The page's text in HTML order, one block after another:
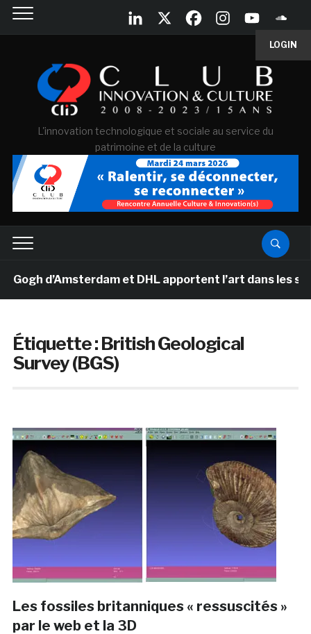
LOGIN
L'innovation technologique et sociale au service du
patrimoine et de la culture
d’Amsterdam et DHL apportent l’art dans les
Étiquette :British Geological
Survey (BGS)
Les fossiles britanniques « ressuscités »
par le web et la 3D